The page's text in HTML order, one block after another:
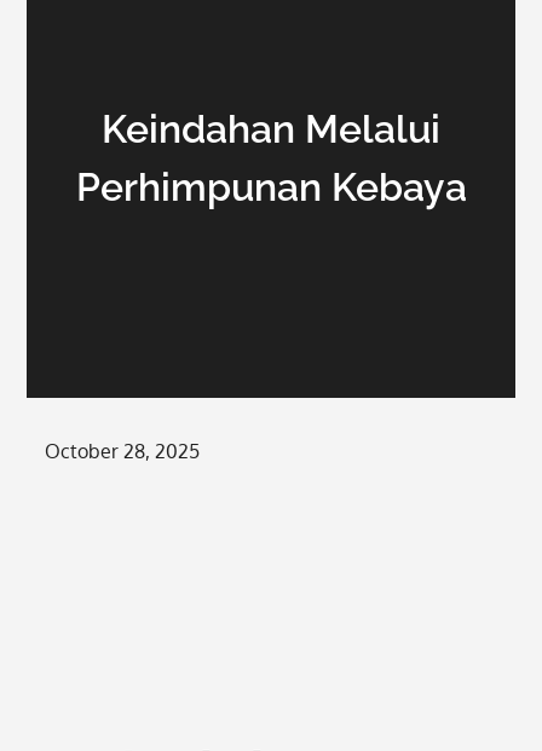
Keindahan Melalui
Perhimpunan Kebaya
Posted
October 28, 2025